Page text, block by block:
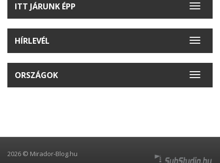
Toggle
ITT JÁRUNK ÉPP
Toggle
HÍRLEVÉL
Toggle
ORSZÁGOK
2026 © Mirador-Blog.hu